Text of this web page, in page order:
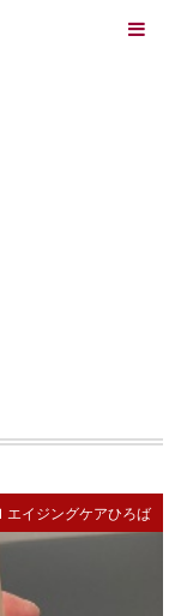
エイジングケアひろば